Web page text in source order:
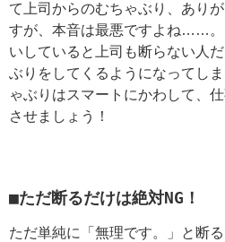
て上司からのむちゃぶり、あり
すが、本音は最悪ですよね……。
いしていると上司も断らない人
ぶりをしてくるようになってし
ゃぶりはスマートにかわして、
させましょう！
■ただ断るだけは絶対NG！
ただ単純に「無理です。」と断